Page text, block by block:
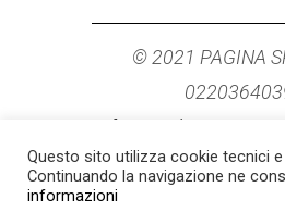
© 2021 PAGINA
info@studiopagina.it
Cookie Policy|
Questo sito utilizza cookie tecnici
Continuando la navigazione ne
informazioni